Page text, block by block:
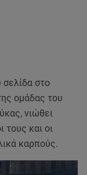
στο
ομάδας του
νιώθει
τους και οι
καρπούς.